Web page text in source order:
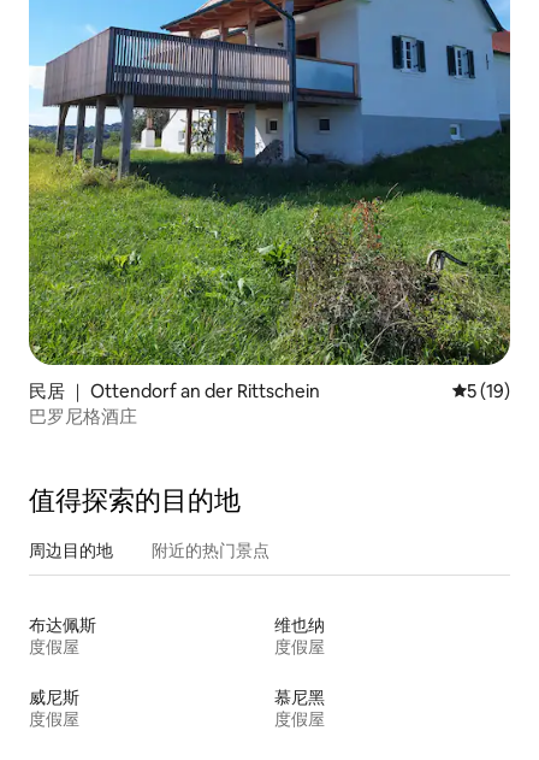
民居 ｜ Ottendorf an der Rittschein 平均评分
5 (19)
巴罗尼格酒庄
值得探索的目的地
周边目的地 附近的热门景点
布达佩斯
度假屋
维也纳
度假屋
威尼斯
度假屋
慕尼黑
度假屋